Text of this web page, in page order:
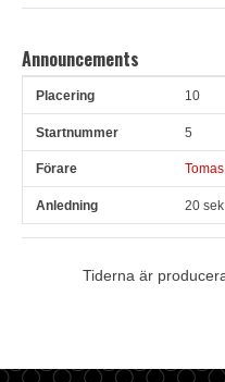
Announcements
Pl Snr 10
5
20
Tiderna är